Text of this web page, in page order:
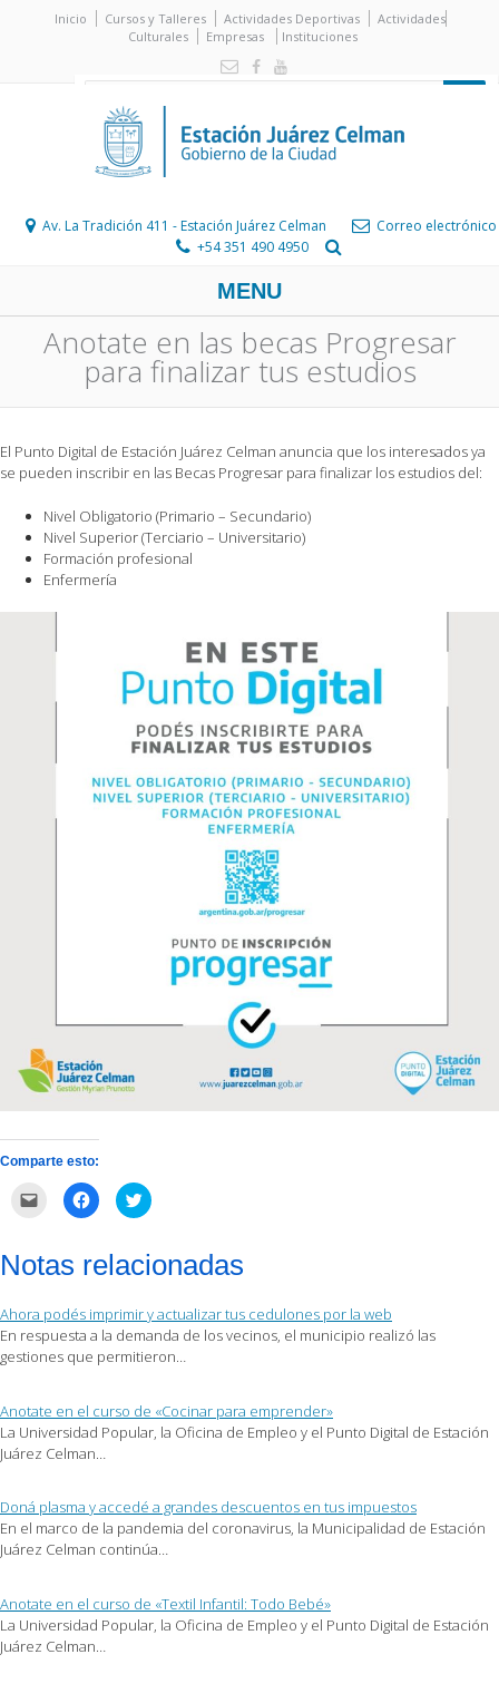
Inicio Cursos y Talleres Actividades Deportivas
Actividades
Culturales
Empresas Instituciones
Av. La Tradición 411 - Estación Juárez Celman
Correo electrónico
+54 351 490 4950
MENU
Anotate en las becas Progresar
para finalizar tus estudios
El Punto Digital de Estación Juárez Celman anuncia que los interesados ya
se pueden inscribir en las Becas Progresar para finalizar los estudios del:
Nivel Obligatorio (Primario – Secundario)
Nivel Superior (Terciario – Universitario)
Formación profesional
Enfermería
Comparte esto:
correo
electrónico
amigo
(Se
abre
en
Haz
clic
Facebook
(Se
una
ventana
nueva)
Haz
clic
en
Twitter
(Se
una
ventana
nueva)
Notas relacionadas
Ahora podés imprimir y actualizar tus cedulones por la web
En respuesta a la demanda de los vecinos, el municipio realizó las
gestiones que permitieron…
Anotate en el curso de «Cocinar para emprender»
La Universidad Popular, la Oficina de Empleo y el Punto Digital de Estación
Juárez Celman…
Doná plasma y accedé a grandes descuentos en tus impuestos
En el marco de la pandemia del coronavirus, la Municipalidad de Estación
Juárez Celman continúa…
Anotate en el curso de «Textil Infantil: Todo Bebé»
La Universidad Popular, la Oficina de Empleo y el Punto Digital de Estación
Juárez Celman…